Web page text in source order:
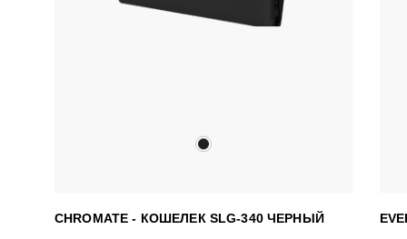
CHROMATE - КОШЕЛЕК SLG-340 ЧЕРНЫЙ